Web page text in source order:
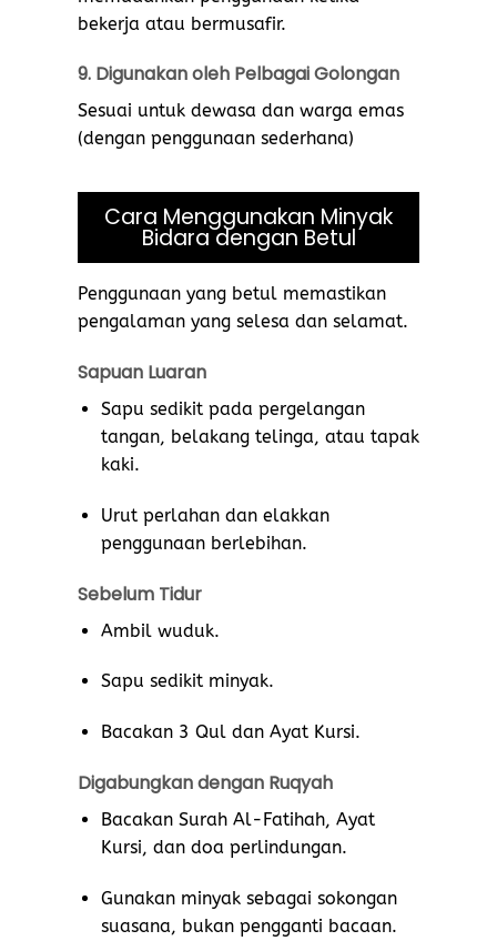
bekerja atau bermusafir.
9. Digunakan oleh Pelbagai Golongan
Sesuai untuk dewasa dan warga emas
(dengan penggunaan sederhana)
Cara Menggunakan Minyak
Bidara dengan Betul
Penggunaan yang betul memastikan
pengalaman yang selesa dan selamat.
Sapuan Luaran
Sapu sedikit pada pergelangan
tangan, belakang telinga, atau tapak
kaki.
Urut perlahan dan elakkan
penggunaan berlebihan.
Sebelum Tidur
Ambil wuduk.
Sapu sedikit minyak.
Bacakan 3 Qul dan Ayat Kursi.
Digabungkan dengan Ruqyah
Bacakan Surah Al-Fatihah, Ayat
Kursi, dan doa perlindungan.
Gunakan minyak sebagai sokongan
suasana, bukan pengganti bacaan.